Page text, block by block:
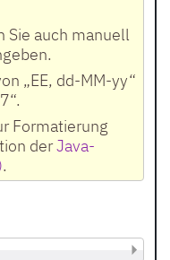
Sie auch manuell
„EE, dd-MM-yy“
Formatierung
derJava-
.